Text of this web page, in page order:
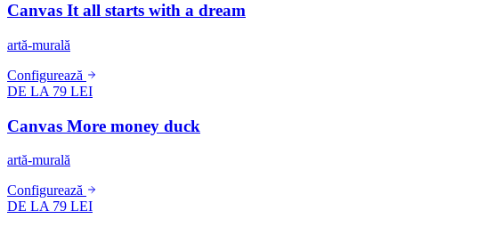
Canvas It all starts with a dream
artă-murală
Configurează
DE LA 79 LEI
Canvas More money duck
artă-murală
Configurează
DE LA 79 LEI